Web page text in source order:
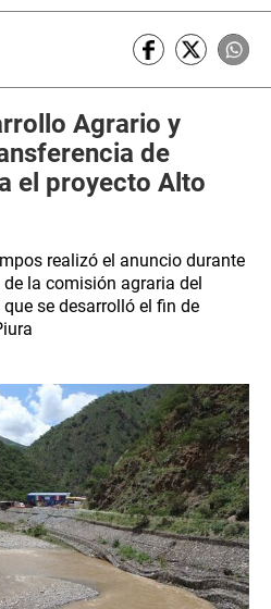
Agrario y
de
el proyecto Alto
realizó el anuncio durante
la comisión agraria del
se desarrolló el fin de